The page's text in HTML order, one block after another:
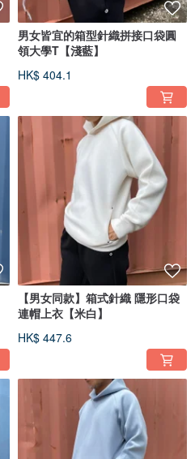
男女皆宜的箱型針織拼接口袋圓
領大學T【淺藍】
HK$ 404.1
【男女同款】箱式針織 隱形口袋
連帽上衣【米白】
HK$ 447.6